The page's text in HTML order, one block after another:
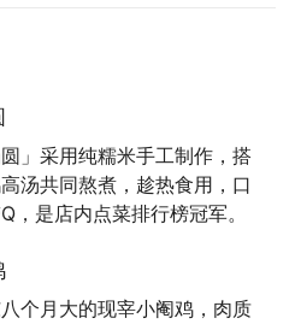
种碧园美食，客家汤圆采用纯
软中带Q，搭配台湾在地手工
爆香，再用放山鸡的高汤熬
滋味，常年位居点菜排行
客订了桌，但翌日因病过
圆带到告别式上。客家腌鸡是
圆」采用纯糯米手工制作，搭
汤共同熬煮，趁热食用，口
，是店内点菜排行榜冠军。
个月大的现宰小阉鸡，肉质